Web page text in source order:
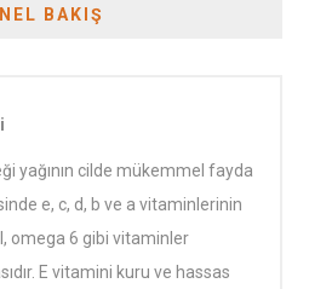
BAKIŞ
yağının cilde mükemmel fayda
e, c, d, b ve a vitaminlerinin
omega 6 gibi vitaminler
E vitamini kuru ve hassas